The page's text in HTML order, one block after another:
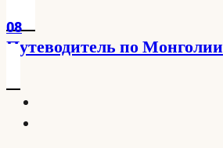
08
Путеводитель по Монголии